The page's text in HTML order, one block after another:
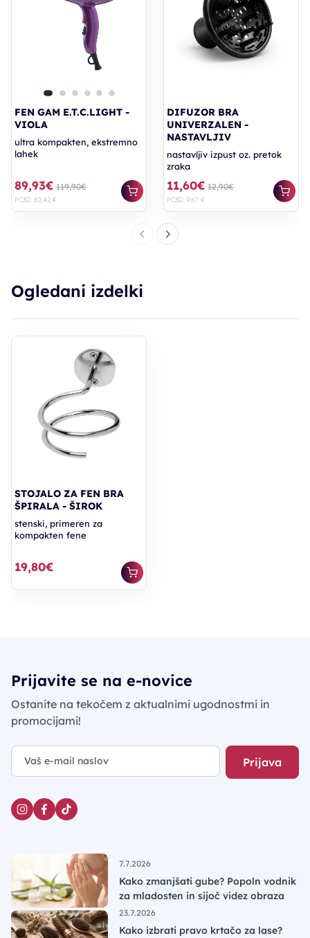
FEN GAM E.T.C.LIGHT -
VIOLA
ultra kompakten, ekstremno
lahek
89,93€ 119,90€
PC30: 82,42 €
DIFUZOR BRA
UNIVERZALEN -
NASTAVLJIV
nastavljiv izpust oz. pretok
zraka
11,60€ 12,90€
PC30: 9,67 €
Ogledani izdelki
STOJALO ZA FEN BRA
ŠPIRALA - ŠIROK
stenski, primeren za
kompakten fene
19,80€
Prijavite se na e-novice
Ostanite na tekočem z aktualnimi ugodnostmi in
promocijami!
Prijava
7.7.2026
Kako zmanjšati gube? Popoln vodnik
za mladosten in sijoč videz obraza
23.7.2026
Kako izbrati pravo krtačo za lase?